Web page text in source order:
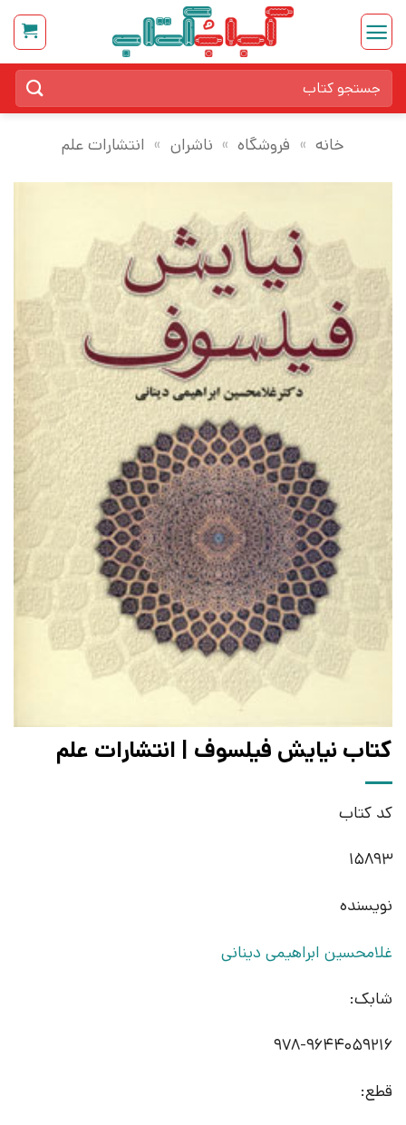
Skip
content
برای:
خانه » فروشگاه » ناشران » انتشارات علم
کتاب نیایش فیلسوف | انتشارات علم
کد کتاب
15893
نویسنده
غلامحسین ابراهیمی دینانی
شابک:
978-9644059216
قطع: